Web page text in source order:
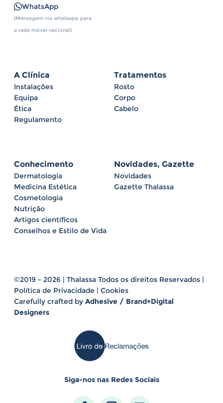
WhatsApp
(Mensagem via whatsapp para
a rede móvel nacional)
A Clínica
Instalações
Equipa
Ética
Regulamento
Tratamentos
Rosto
Corpo
Cabelo
Conhecimento
Dermatologia
Medicina Estética
Cosmetologia
Nutrição
Artigos científicos
Conselhos e Estilo de Vida
Novidades, Gazette
Novidades
Gazette Thalassa
©2019 - 2026 | Thalassa Todos os direitos Reservados |
Política de Privacidade | Cookies
Carefully crafted by Adhesive / Brand+Digital
Designers
Siga-nos nas Redes Sociais